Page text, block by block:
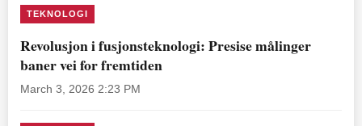
TEKNOLOGI
Revolusjon i fusjonsteknologi: Presise målinger
baner vei for fremtiden
March 3, 2026 2:23 PM